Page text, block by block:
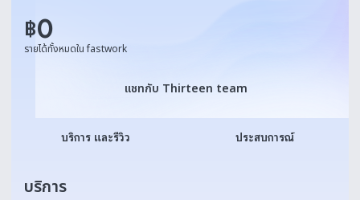
฿0
รายได้ทั้งหมดใน fastwork
แชทกับ Thirteen team
แชทกับ Thirteen team
บริการ และรีวิว ประสบการณ์
บริการ